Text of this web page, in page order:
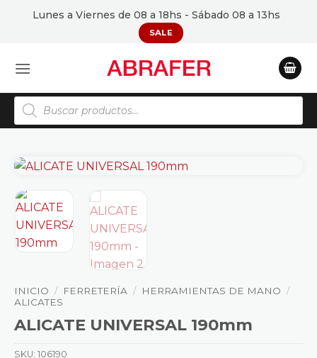
Lunes a Viernes de 08 a 18hs - Sábado 08 a 13hs
SALE
Búsqueda
de
productos
INICIO / FERRETERÍA / HERRAMIENTAS DE MANO /
ALICATES
ALICATE UNIVERSAL 190mm
SKU: 106190